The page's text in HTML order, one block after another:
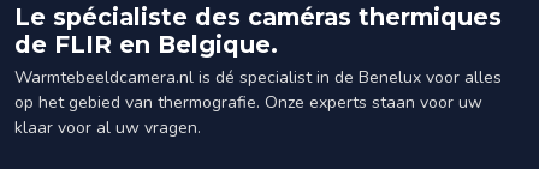
Le spécialiste des caméras thermiques
de FLIR en Belgique.
Warmtebeeldcamera.nl is dé specialist in de Benelux voor alles
op het gebied van thermografie. Onze experts staan voor uw
klaar voor al uw vragen.